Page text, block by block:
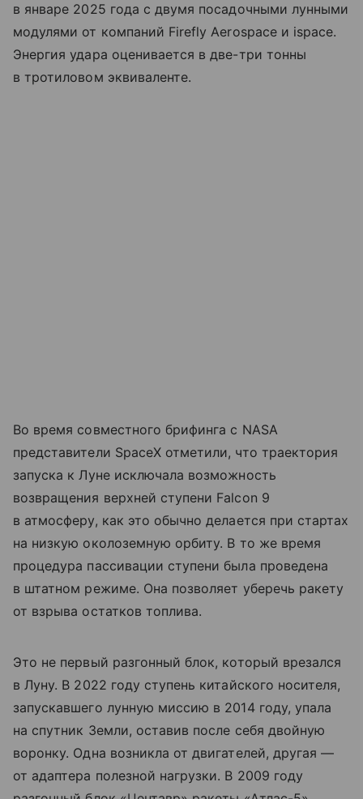
в январе 2025 года с двумя посадочными лунными
модулями от компаний Firefly Aerospace и ispace.
Энергия удара оценивается в две-три тонны
в тротиловом эквиваленте.
Во время совместного брифинга с NASA
представители SpaceX отметили, что траектория
запуска к Луне исключала возможность
возвращения верхней ступени Falcon 9
в атмосферу, как это обычно делается при стартах
на низкую околоземную орбиту. В то же время
процедура пассивации ступени была проведена
в штатном режиме. Она позволяет уберечь ракету
от взрыва остатков топлива.
Это не первый разгонный блок, который врезался
в Луну. В 2022 году ступень китайского носителя,
запускавшего лунную миссию в 2014 году, упала
на спутник Земли, оставив после себя двойную
воронку. Одна возникла от двигателей, другая —
от адаптера полезной нагрузки. В 2009 году